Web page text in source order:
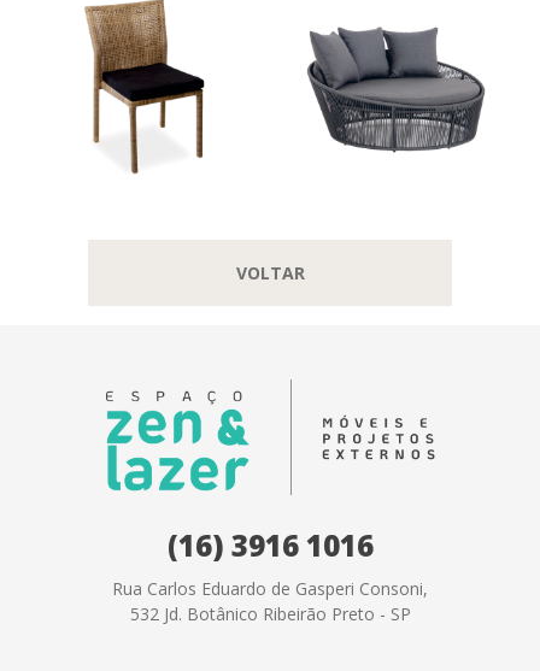
VOLTAR
(16) 3916 1016
Rua Carlos Eduardo de Gasperi Consoni,
532 Jd. Botânico Ribeirão Preto - SP